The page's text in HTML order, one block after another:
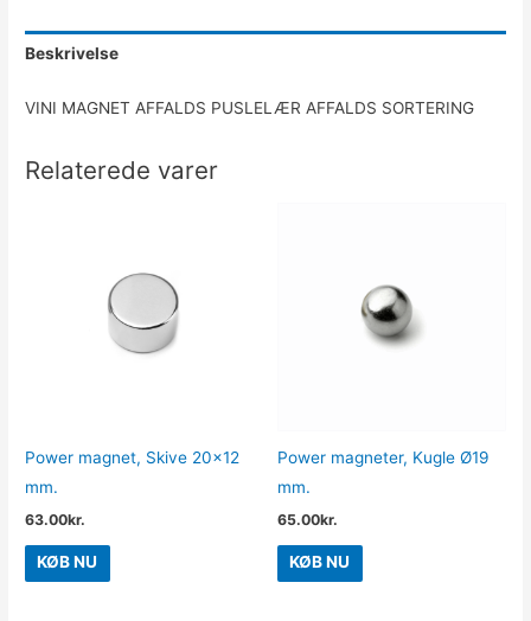
Beskrivelse
VINI MAGNET AFFALDS PUSLELÆR AFFALDS SORTERING
Relaterede varer
Power magnet, Skive 20×12
mm.
63.00kr.
KØB NU
Power magneter, Kugle Ø19
mm.
65.00kr.
KØB NU